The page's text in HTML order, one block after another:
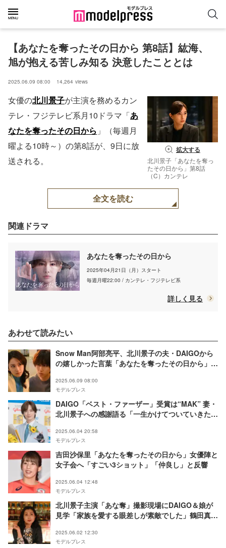
【あなたを奪ったその日から 第8話】紘海、
旭が抱える苦しみ知る 決意したこととは
2025.06.09 08:00 14,264 views
拡大する
北川景子「あなたを奪っ
たその日から」第8話
（C）カンテレ
女優の北川景子が主演を務めるカン
テレ・フジテレビ系月10ドラマ「あ
なたを奪ったその日から 」（毎週月
曜よる10時～）の第8話が、9日に放
送される。
全文を読む
関連ドラマ
あなたを奪ったその日から
2025年04月21日（月）スタート
毎週月曜22:00 / カンテレ・フジテレビ系
詳しく見る
あわせて読みたい
Snow Man阿部亮平、北川景子の夫・DAIGOから
の嬉しかった言葉「あなたを奪ったその日から」
り」
2025.06.09 08:00
モデルプレス
DAIGO「ベスト・ファーザー」受賞は“MAK” 妻・
北川景子への感謝語る「一生かけてついていきた
2025.06.04 20:58
モデルプレス
吉田沙保里「あなたを奪ったその日から」女優陣と
女子会へ「すごい3ショット」「仲良し」と反響
2025.06.04 12:48
モデルプレス
北川景子主演「あな奪」撮影現場にDAIGO＆娘が
見学「家族を愛する眼差しが素敵でした」鶴田真由
2025.06.02 12:30
モデルプレス